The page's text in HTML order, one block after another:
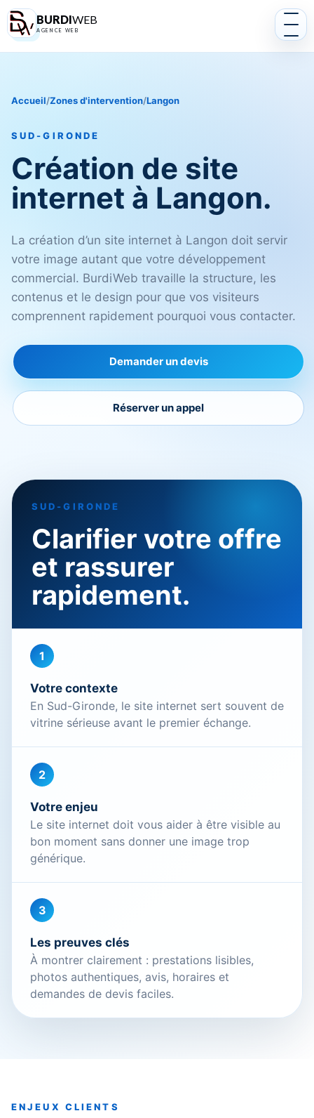
BURDIWEB
AGENCE WEB
Accueil/Zones d'intervention/Langon
SUD-GIRONDE
Création de site
internet à Langon.
La création d’un site internet à Langon doit servir
votre image autant que votre développement
commercial. BurdiWeb travaille la structure, les
contenus et le design pour que vos visiteurs
comprennent rapidement pourquoi vous contacter.
Demander un devis
Réserver un appel
SUD-GIRONDE
Clarifier votre offre
et rassurer
rapidement.
1
Votre contexte
En Sud-Gironde, le site internet sert souvent de
vitrine sérieuse avant le premier échange.
2
Votre enjeu
Le site internet doit vous aider à être visible au
bon moment sans donner une image trop
générique.
3
Les preuves clés
À montrer clairement : prestations lisibles,
photos authentiques, avis, horaires et
demandes de devis faciles.
ENJEUX CLIENTS